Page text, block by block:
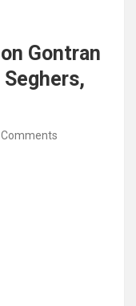
Gontran
Comments